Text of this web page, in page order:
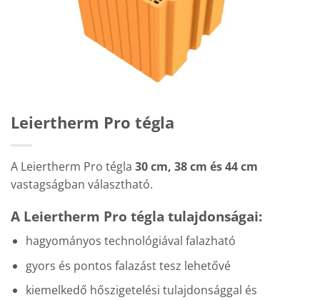
Leiertherm Pro tégla
A Leiertherm Pro tégla 30 cm, 38 cm és 44 cm
vastagságban választható.
A Leiertherm Pro tégla tulajdonságai:
hagyományos technológiával falazható
gyors és pontos falazást tesz lehetővé
kiemelkedő hőszigetelési tulajdonsággal és